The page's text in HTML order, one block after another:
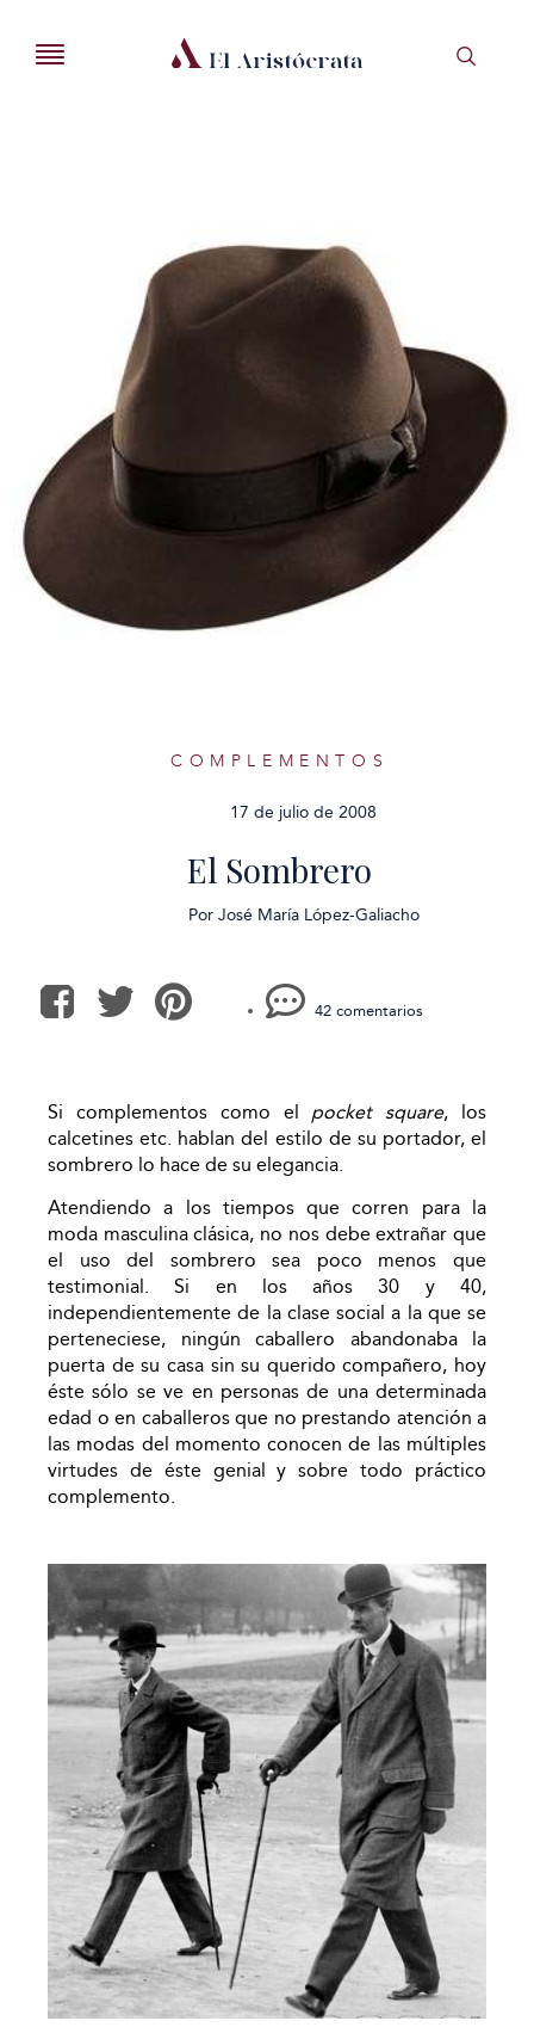
COMPLEMENTOS
17 de julio de 2008
El Sombrero
Por José María López-Galiacho
42 comentarios
Si complementos como el pocket square, los
calcetines etc. hablan del estilo de su portador, el
sombrero lo hace de su elegancia.
Atendiendo a los tiempos que corren para la
moda masculina clásica, no nos debe extrañar que
el uso del sombrero sea poco menos que
testimonial. Si en los años 30 y 40,
independientemente de la clase social a la que se
perteneciese, ningún caballero abandonaba la
puerta de su casa sin su querido compañero, hoy
éste sólo se ve en personas de una determinada
edad o en caballeros que no prestando atención a
las modas del momento conocen de las múltiples
virtudes de éste genial y sobre todo práctico
complemento.